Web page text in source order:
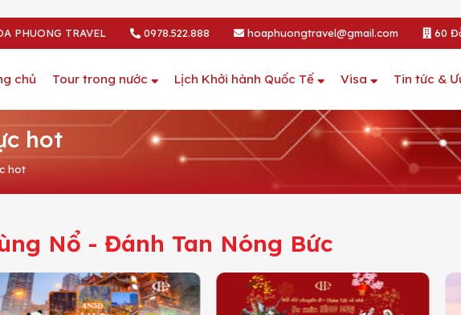
PHUONG TRAVEL 0978.522.888 hoaphuongtravel@gmail.com 60
chủ Tour trong nước Lịch Khởi hành Quốc Tế Visa Tin tức &
hot
hot
Nổ - Đánh Tan Nóng Bức